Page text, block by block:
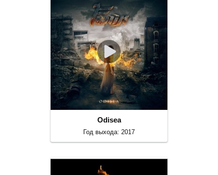
Odisea
Год выхода: 2017